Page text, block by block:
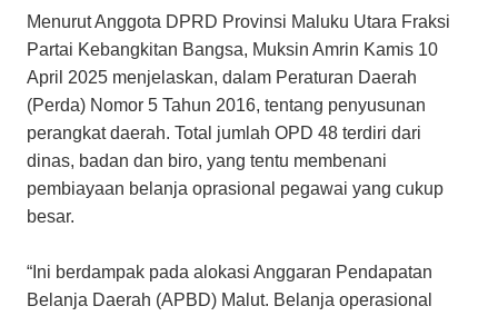
Menurut Anggota DPRD Provinsi Maluku Utara Fraksi
Partai Kebangkitan Bangsa, Muksin Amrin Kamis 10
April 2025 menjelaskan, dalam Peraturan Daerah
(Perda) Nomor 5 Tahun 2016, tentang penyusunan
perangkat daerah. Total jumlah OPD 48 terdiri dari
dinas, badan dan biro, yang tentu membenani
pembiayaan belanja oprasional pegawai yang cukup
besar.
“Ini berdampak pada alokasi Anggaran Pendapatan
Belanja Daerah (APBD) Malut. Belanja operasional